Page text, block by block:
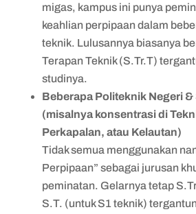
migas, kampus ini punya
keahlian perpipaan dalam
teknik. Lulusannya biasanya
Terapan Teknik (S.Tr.T)
studinya.
Beberapa Politeknik Negeri &
(misalnya konsentrasi di
Perkapalan, atau Kelautan)
Tidak semua menggunakan
Perpipaan” sebagai jurusan
peminatan. Gelarnya tetap
S.T. (untuk S1 teknik)